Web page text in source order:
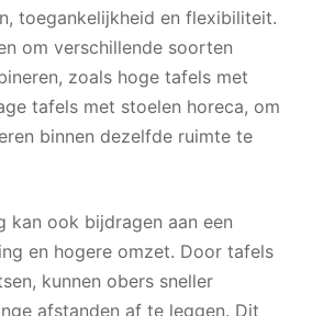
toegankelijkheid en flexibiliteit.
om verschillende soorten
zoals hoge tafels met
tafels met stoelen horeca, om
binnen dezelfde ruimte te
kan ook bijdragen aan een
en hogere omzet. Door tafels
kunnen obers sneller
afstanden af te leggen. Dit